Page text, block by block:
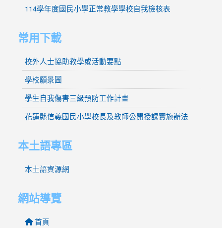
114學年度國民小學正常教學學校自我檢核表
常用下載
校外人士協助教學或活動要點
學校願景圖
學生自我傷害三級預防工作計畫
花蓮縣信義國民小學校長及教師公開授課實施辦法
本土語專區
本土語資源網
網站導覽
首頁